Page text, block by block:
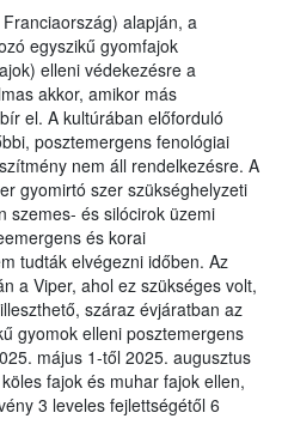
alapján, a
egyszikű gyomfajok
elleni védekezésre a
akkor, amikor más
el. A kultúrában előforduló
posztemergens fenológiai
nem áll rendelkezésre. A
gyomirtó szer szükséghelyzeti
szemes- és silócirok üzemi
és korai
tudták elvégezni időben. Az
a Viper, ahol ez szükséges volt,
száraz évjáratban az
gyomok elleni posztemergens
május 1-től 2025. augusztus
fajok és muhar fajok ellen,
3 leveles fejlettségétől 6